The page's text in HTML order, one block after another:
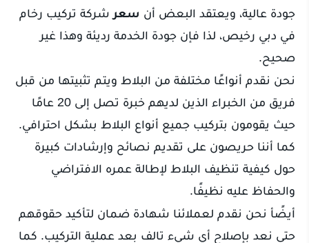
جودة عالية، ويعتقد البعض أن سعر شركة تركيب رخام
في دبي رخيص، لذا فإن جودة الخدمة رديئة وهذا غير
صحيح.
نحن نقدم أنواعًا مختلفة من البلاط ويتم تثبيتها من قبل
فريق من الخبراء الذين لديهم خبرة تصل إلى 20 عامًا
حيث يقومون بتركيب جميع أنواع البلاط بشكل احترافي.
كما أننا حريصون على تقديم نصائح وإرشادات كبيرة
حول كيفية تنظيف البلاط لإطالة عمره الافتراضي
والحفاظ عليه نظيفًا.
أيضًأ نحن نقدم لعملائنا شهادة ضمان لتأكيد حقوقهم
حتى نعد بإصلاح أي شيء تالف بعد عملية التركيب. كما